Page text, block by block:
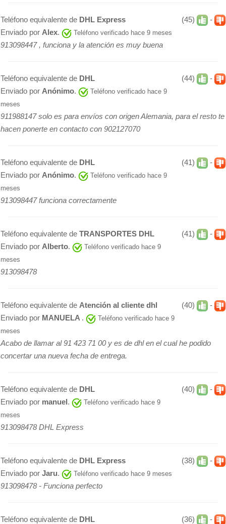
(45) -
Teléfono equivalente de DHL Express
Enviado por Alex. Teléfono verificado hace 9 meses
913098447 , funciona y la atención es muy buena
(44) -
Teléfono equivalente de DHL
Enviado por Anónimo.
Teléfono verificado hace 9
meses
911988147 solo es para envíos con origen Alemania, para el resto te
hacen ponerte en contacto con 902127070
(41) -
Teléfono equivalente de DHL
Enviado por Anónimo.
Teléfono verificado hace 9
meses
913098447 funciona correctamente
(41) -
Teléfono equivalente de TRANSPORTES DHL
Enviado por Alberto.
Teléfono verificado hace 9
meses
913098478
(40) -
Teléfono equivalente de Atención al cliente dhl
Enviado por MANUELA .
Teléfono verificado hace 9
meses
Acabo de llamar al 91 423 71 00 y es de dhl en el cual he podido
concertar una nueva fecha de entrega.
(40) -
Teléfono equivalente de DHL
Enviado por manuel .
Teléfono verificado hace 9
meses
913098478 DHL Express
(38) -
Teléfono equivalente de DHL Express
Enviado por Jaru. Teléfono verificado hace 9 meses
913098478 - Funciona perfecto
(36) -
Teléfono equivalente de DHL